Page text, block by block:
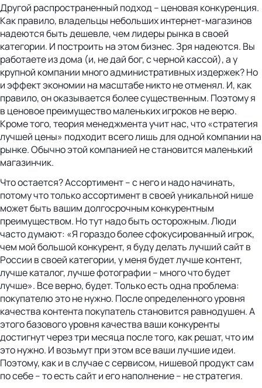
Другой распространенный подход – ценовая конкуренция.
Как правило, владельцы небольших интернет-магазинов
надеются быть дешевле, чем лидеры рынка в своей
категории. И построить на этом бизнес. Зря надеются. Вы
работаете из дома (и, не дай бог, с черной кассой), а у
крупной компании много административных издержек? Но
и эффект экономии на масштабе никто не отменял. И, как
правило, он оказывается более существенным. Поэтому я
в ценовое преимущество маленьких игроков не верю.
Кроме того, теория менеджмента учит нас, что «стратегия
лучшей цены» подходит всего лишь для одной компании на
рынке. Обычно этой компанией не становится маленький
магазинчик.
Что остается? Ассортимент – с него и надо начинать,
потому что только ассортимент в своей уникальной нише
может быть вашим долгосрочным конкурентным
преимуществом. Но тут надо быть осторожным. Люди
часто думают: «Я гораздо более сфокусированный игрок,
чем мой большой конкурент, я буду делать лучший сайт в
России в своей категории, у меня будет лучше контент,
лучше каталог, лучше фотографии – много что будет
лучше». Все верно, будет. Только есть одна проблема:
покупателю это не нужно. После определенного уровня
качества контента покупатель становится равнодушен. А
этого базового уровня качества ваши конкуренты
достигнут через три месяца после того, как решат, что им
это нужно. И возьмут при этом все ваши лучшие идеи.
Поэтому, как и в случае с сервисом, нишевой продукт сам
по себе – то есть сайт и его наполнение – не стратегия.